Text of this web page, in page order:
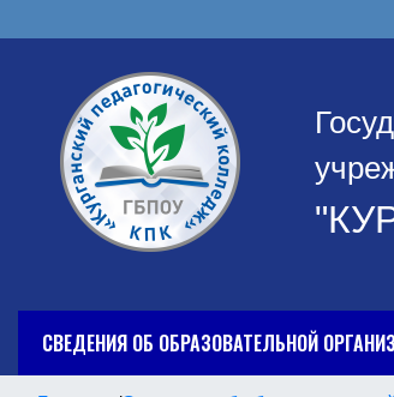
СВЕДЕНИЯ ОБ ОБРАЗОВАТЕЛЬНОЙ